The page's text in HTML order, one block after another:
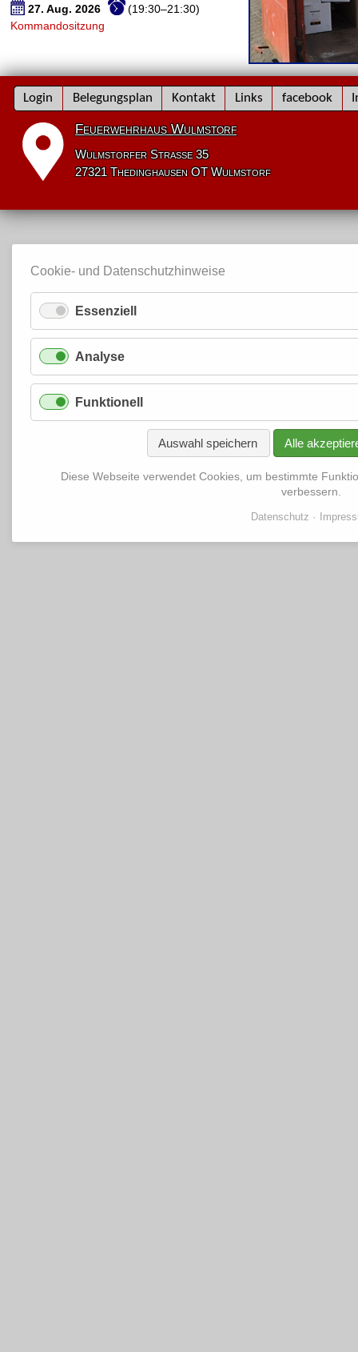
27. Aug. 2026
(19:30–21:30)
Kommandositzung
Navigation
überspringen
Login Belegungsplan Kontakt Links facebook
Feuerwehrhaus Wulmstorf
Wulmstorfer Straße 35
27321 Thedinghausen OT Wulmstorf
Cookie- und Datenschutzhinweise
Essenziell
Analyse
Funktionell
Auswahl speichern Alle
Diese Webseite verwendet Cookies, um bestimmte
verbessern.
Datenschutz